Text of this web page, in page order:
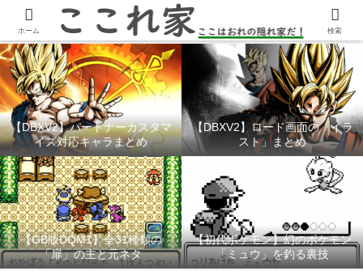
YouTubeチャンネル「ここれ家」
【DBXV2】パートナーカスタマ
イズ対応キャラまとめ
【DBXV2】ロード画面の「イラ
スト」まとめ
【GB版DQM1】全31種類の
「扉」の主と元ネタ
【初代ポケモン】幻のポケモン
「ミュウ」を釣る裏技
ホーム 検索